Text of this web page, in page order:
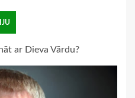
ar Dieva Vārdu?